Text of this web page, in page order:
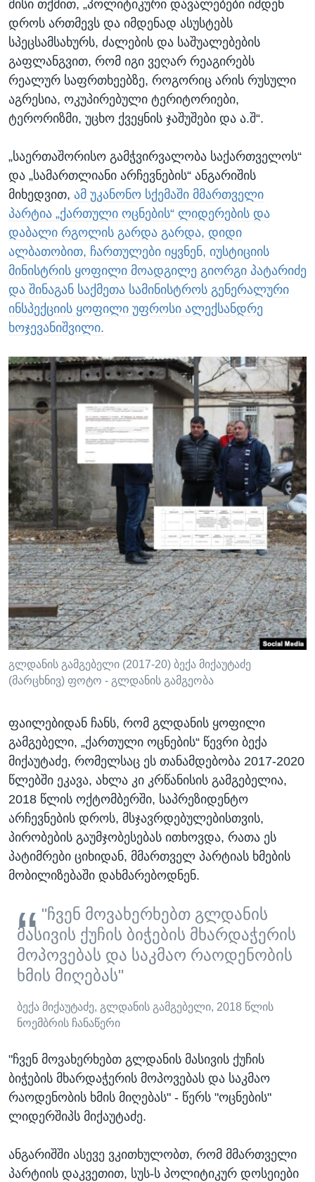
მისი თქმით, „პოლიტიკური დავალებები იმდენ
დროს ართმევს და იმდენად ასუსტებს
სპეცსამსახურს, ძალების და საშუალებების
გაფლანგვით, რომ იგი ვეღარ რეაგირებს
რეალურ საფრთხეებზე, როგორიც არის რუსული
აგრესია, ოკუპირებული ტერიტორიები,
ტერორიზმი, უცხო ქვეყნის ჯაშუშები და ა.შ“.
„საერთაშორისო გამჭვირვალობა საქართველოს“
და „სამართლიანი არჩევნების“ ანგარიშის
მიხედვით, ამ უკანონო სქემაში მმართველი
პარტია „ქართული ოცნების“ ლიდერების და
დაბალი რგოლის გარდა გარდა, დიდი
ალბათობით, ჩართულები იყვნენ, იუსტიციის
მინისტრის ყოფილი მოადგილე გიორგი პატარიძე
და შინაგან საქმეთა სამინისტროს გენერალური
ინსპექციის ყოფილი უფროსი ალექსანდრე
ხოჯევანიშვილი.
გლდანის გამგებელი (2017-20) ბექა მიქაუტაძე
(მარცხნივ) ფოტო - გლდანის გამგეობა
ფაილებიდან ჩანს, რომ გლდანის ყოფილი
გამგებელი, „ქართული ოცნების“ წევრი ბექა
მიქაუტაძე, რომელსაც ეს თანამდებობა 2017-2020
წლებში ეკავა, ახლა კი კრწანისის გამგებელია,
2018 წლის ოქტომბერში, საპრეზიდენტო
არჩევნების დროს, მსჯავრდებულებისთვის,
პირობების გაუმჯობესებას ითხოვდა, რათა ეს
პატიმრები ციხიდან, მმართველ პარტიას ხმების
მობილიზებაში დახმარებოდნენ.
"ჩვენ მოვახერხებთ გლდანის
მასივის ქუჩის ბიჭების მხარდაჭერის
მოპოვებას და საკმაო რაოდენობის
ხმის მიღებას"
ბექა მიქაუტაძე, გლდანის გამგებელი, 2018 წლის
ნოემბრის ჩანაწერი
"ჩვენ მოვახერხებთ გლდანის მასივის ქუჩის
ბიჭების მხარდაჭერის მოპოვებას და საკმაო
რაოდენობის ხმის მიღებას" - წერს "ოცნების"
ლიდერშიპს მიქაუტაძე.
ანგარიშში ასევე ვკითხულობთ, რომ მმართველი
პარტიის დაკვეთით, სუს-ს პოლიტიკურ დოსეიები